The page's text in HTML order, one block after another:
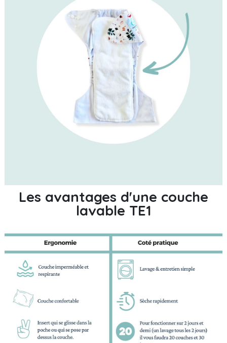
Les avantages d'une couche
lavable TE1